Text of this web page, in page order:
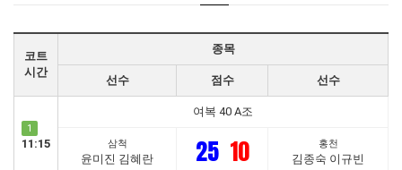
코트
시간
종목
선수 점수 선수
1
11:15
여복 40 A조
삼척
윤미진 김혜란 25 10 홍천
김종숙 이규빈